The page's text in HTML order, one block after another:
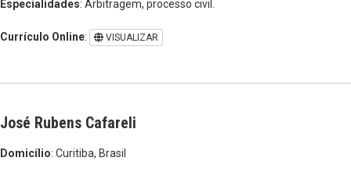
Especialidades: Arbitragem, processo civil.
Currículo Online: VISUALIZAR
José Rubens Cafareli
Domicílio: Curitiba, Brasil